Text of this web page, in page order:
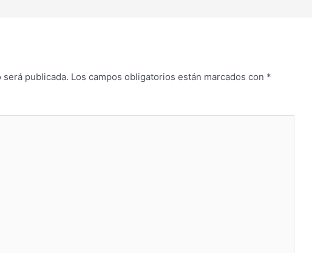
publicada. Los campos obligatorios están marcados con *